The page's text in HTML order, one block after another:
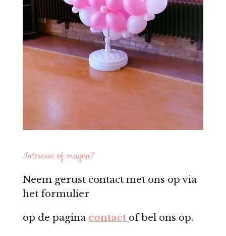
Interesse of vragen?
Neem gerust contact met ons op via
het formulier
op de pagina contact of bel ons op.